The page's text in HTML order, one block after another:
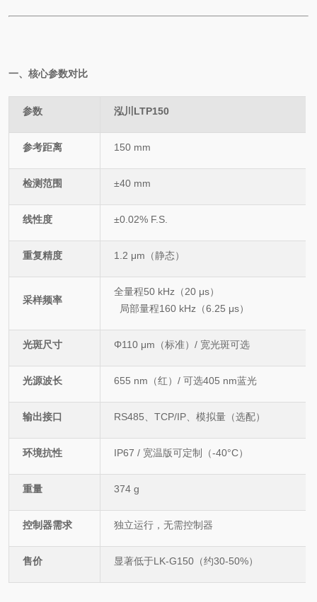
一、核心参数对比
参数 泓川 LTP150
参考距离 150 mm
检测范围 ±40 mm
线性度 ±0.02% F.S.
重复精度 1.2 μm （静态）
采样频率
全量程50 kHz （20 μs）
局部量程160 kHz （6.25 μs）
光斑尺寸 Φ110 μm （标准） / 宽光斑可选
光源波长 655 nm （红） / 可选405 nm蓝光
输出接口 RS485 TCP/IP 、模拟量（选配）
环境抗性 IP67 / 宽温版可定制（-40°C）
重量 374 g
控制器需求 独立运行，无需控制器
售价 显著低于LK-G150 （约30-50%）